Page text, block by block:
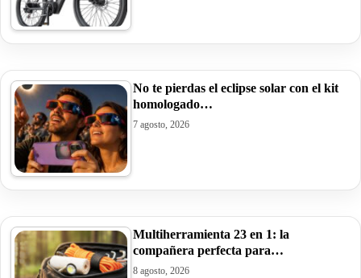
No te pierdas el eclipse solar con el kit
homologado…
7 agosto, 2026
Multiherramienta 23 en 1: la
compañera perfecta para…
8 agosto, 2026